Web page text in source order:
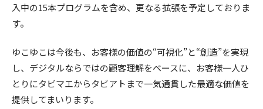
入中の15本プログラムを含め、更なる拡張を予定しておりま
す。
ゆこゆこは今後も、お客様の価値の“可視化”と“創造”を実現
し、デジタルならではの顧客理解をベースに、お客様一人ひ
とりにタビマエからタビアトまで一気通貫した最適な価値を
提供してまいります。